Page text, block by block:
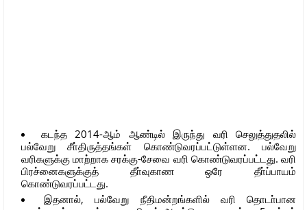
கடந்த 2014-ஆம் ஆண்டில் இருந்து வரி செலுத்துதலில்
பல்வேறு சீா்திருத்தங்கள் கொண்டுவரப்பட்டுள்ளன. பல்வேறு
வரிகளுக்கு மாற்றாக சரக்கு-சேவை வரி கொண்டுவரப்பட்டது. வரி
பிரச்னைகளுக்குத் தீா்வுகாண ஒரே தீா்ப்பாயம்
கொண்டுவரப்பட்டது.
இதனால், பல்வேறு நீதிமன்றங்களில் வரி தொடா்பான